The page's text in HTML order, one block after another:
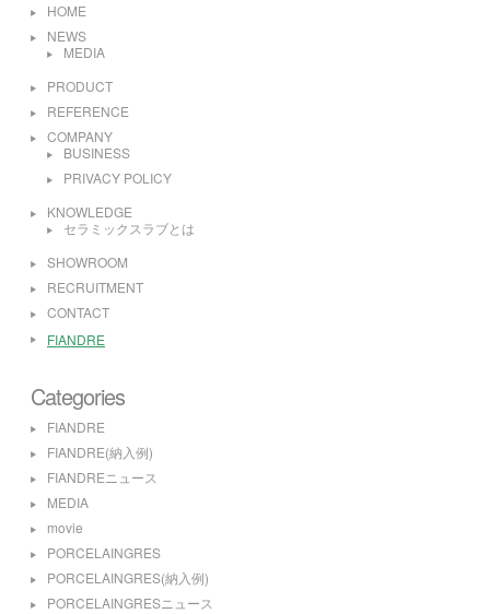
HOME
NEWS
MEDIA
PRODUCT
REFERENCE
COMPANY
BUSINESS
PRIVACY POLICY
KNOWLEDGE
セラミックスラブとは
SHOWROOM
RECRUITMENT
CONTACT
FIANDRE
Categories
FIANDRE
FIANDRE(納入例)
FIANDREニュース
MEDIA
movie
PORCELAINGRES
PORCELAINGRES(納入例)
PORCELAINGRESニュース